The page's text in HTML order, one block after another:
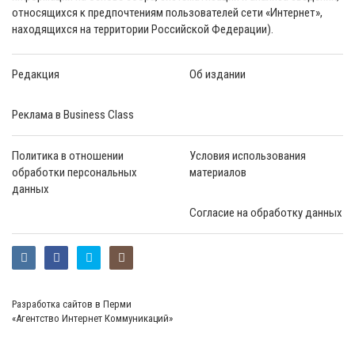
относящихся к предпочтениям пользователей сети «Интернет»,
находящихся на территории Российской Федерации).
Редакция Об издании
Реклама в Business Class
Политика в отношении
обработки персональных
данных
Условия использования
материалов
Согласие на обработку данных
Разработка сайтов в Перми
«Агентство Интернет Коммуникаций»